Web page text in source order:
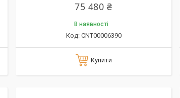
75 480 ₴
В наявності
CNT00006390
Купити